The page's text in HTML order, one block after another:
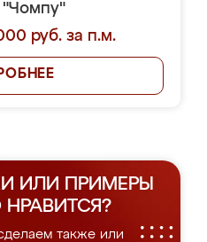
"Чомпу"
руб. за п.м.
ИЛИ ПРИМЕРЫ
НРАВИТСЯ?
также или